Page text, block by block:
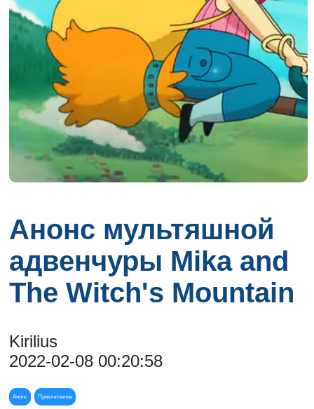
Анонс мультяшной
адвенчуры Mika and
The Witch's Mountain
Kirilius
2022-02-08 00:20:58
Анонс Приключение